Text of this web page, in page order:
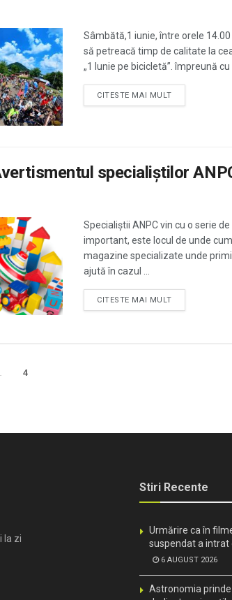
Sâmbătă,1 iunie, între orele
să petreacă timp de calitate la
„1 Iunie pe bicicletă”. împreună
CITESTE MAI MULT
specialiştilor
Specialiştii ANPC vin cu o serie
important, este locul de unde
magazine specializate unde
ajută în cazul ...
CITESTE MAI MULT
4
la zi
Stiri Recente
Urmărire ca în
suspendat a intrat
6 AUGUST 2026
Astronomia